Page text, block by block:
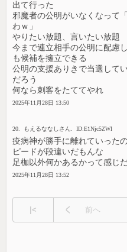
出て行った
邪魔者の公明がいなくなって
わｗ」
やりたい放題、言いたい放題
今まで連立相手の公明に配慮
も候補を擁立できる
公明の支援ありきで当選して
だろう
何なら刺客をたててやれ
2025年11月28日 13:50
20. もえるななしさん. ID:E1Njc5ZWI
疫病神が勝手に離れていった
ピードが段違いだもんな
足枷以外何かあるかって感じ
2025年11月28日 13:52
|< 前へ